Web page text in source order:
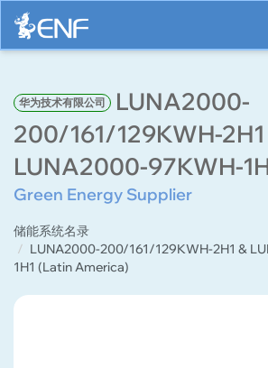
华为技术有限公司
LUNA2000-
200/161/129KWH-2H1
LUNA2000-97KWH-
Green Energy Supplier
储能系统名录
LUNA2000-200/161/129KWH-2H1 &
1H1 (Latin America)